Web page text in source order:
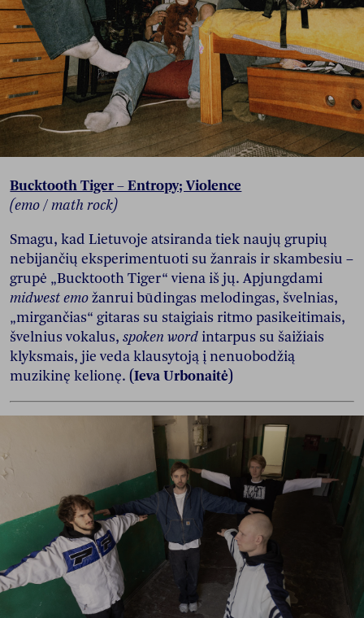
Bucktooth Tiger – Entropy; Violence
(emo / math rock)
Smagu, kad Lietuvoje atsiranda tiek naujų grupių
nebijančių eksperimentuoti su žanrais ir skambesiu –
grupė „Bucktooth Tiger“ viena iš jų. Apjungdami
midwest emožanrui būdingas melodingas, švelnias,
„mirgančias“ gitaras su staigiais ritmo pasikeitimais,
švelnius vokalus,spoken word intarpus su šaižiais
klyksmais, jie veda klausytoją į nenuobodžią
muzikinę kelionę.(Ieva Urbonaitė)